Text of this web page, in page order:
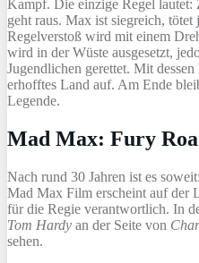
Kampf. Die einzige Regel
geht raus. Max ist siegreich,
Regelverstoß wird mit einem
wird in der Wüste ausgesetzt,
Jugendlichen gerettet. Mit
erhofftes Land auf. Am Ende
Legende.
Mad Max: Fury
Nach rund 30 Jahren ist es
Mad Max Film erscheint auf der
für die Regie verantwortlich. In
Tom Hardy an der Seite von
sehen.